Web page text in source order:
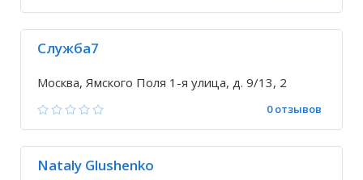
Служба7
Москва, Ямского Поля 1-я улица, д. 9/13, 2
0 отзывов
Nataly Glushenko